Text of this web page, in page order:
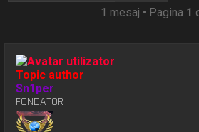
1 mesaj • Pagina 1
Topic author
Sn1per
FONDATOR